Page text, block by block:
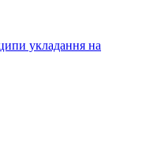
укладання на